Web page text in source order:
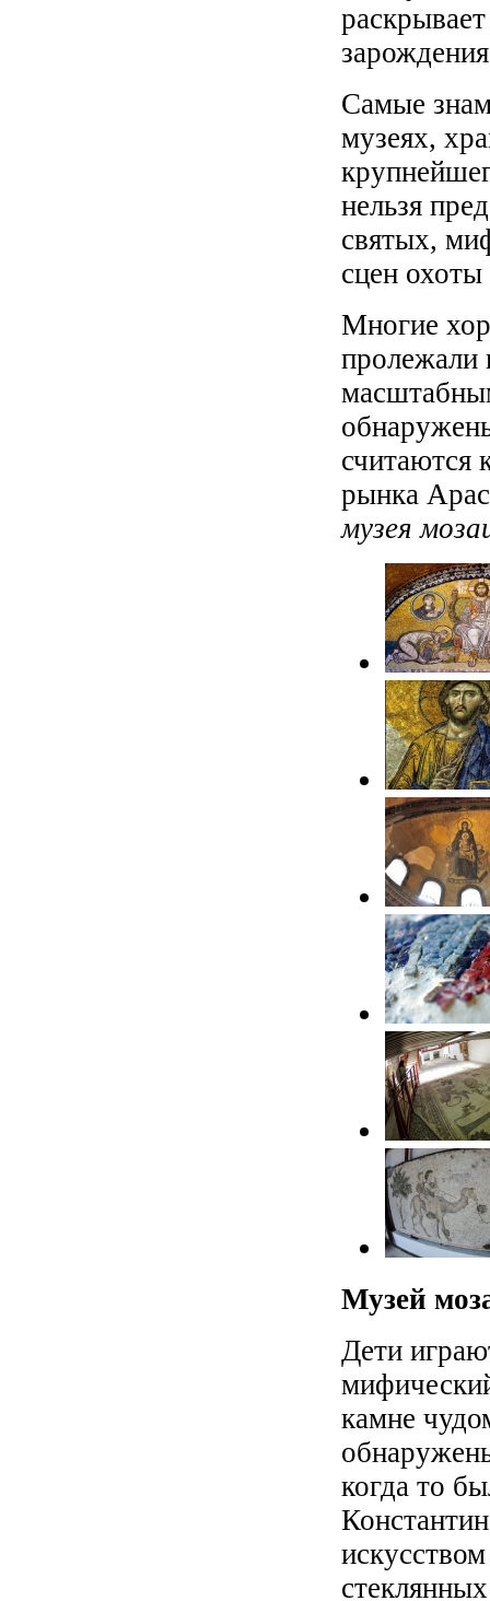
Самые
музеях,
нельзя
святых,
сцен
Многие
пролежали
считаются
рынка
музея
Музей
Дети
камне
когда то